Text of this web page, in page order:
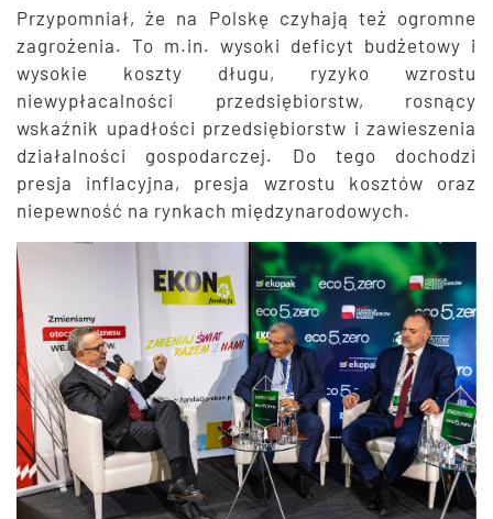
Przypomniał, że na Polskę czyhają też ogromne
zagrożenia. To m.in. wysoki deficyt budżetowy i
wysokie koszty długu, ryzyko wzrostu
niewypłacalności przedsiębiorstw, rosnący
wskaźnik upadłości przedsiębiorstw i zawieszenia
działalności gospodarczej. Do tego dochodzi
presja inflacyjna, presja wzrostu kosztów oraz
niepewność na rynkach międzynarodowych.